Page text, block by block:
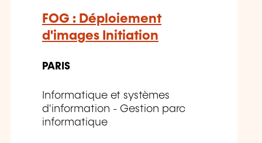
FOG : Déploiement
d'images Initiation
PARIS
Informatique et systèmes
d'information - Gestion parc
informatique